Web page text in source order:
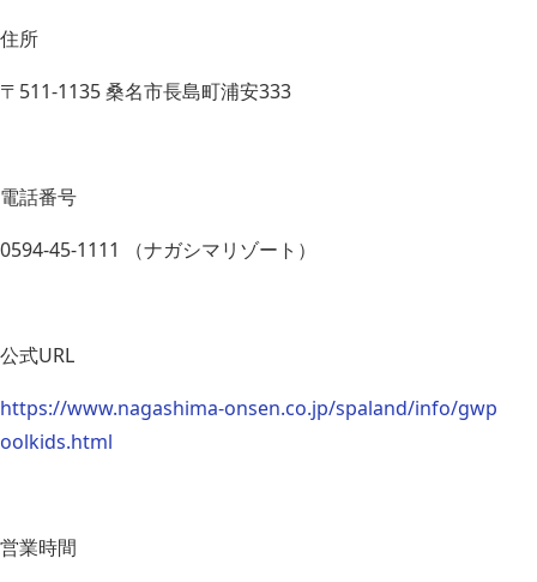
住所
〒511-1135 桑名市長島町浦安333
電話番号
0594-45-1111 （ナガシマリゾート）
公式URL
https://www.nagashima-onsen.co.jp/spaland/info/gwp
oolkids.html
営業時間